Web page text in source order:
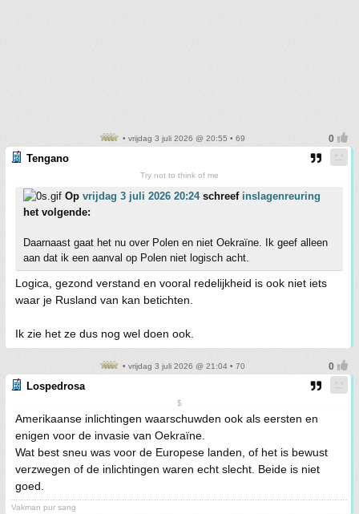
• vrijdag 3 juli 2026 @ 20:55 • 69
Tengano
Try not to think of me
Op vrijdag 3 juli 2026 20:24schreef inslagenreuring
het volgende:
Daarnaast gaat het nu over Polen en niet Oekraïne. Ik geef alleen
aan dat ik een aanval op Polen niet logisch acht.
Logica, gezond verstand en vooral redelijkheid is ook niet iets
waar je Rusland van kan betichten.
Ik zie het ze dus nog wel doen ook.
• vrijdag 3 juli 2026 @ 21:04 • 70
Lospedrosa
$
Amerikaanse inlichtingen waarschuwden ook als eersten en
enigen voor de invasie van Oekraïne.
Wat best sneu was voor de Europese landen, of het is bewust
verzwegen of de inlichtingen waren echt slecht. Beide is niet
goed.
Vakman pur sang